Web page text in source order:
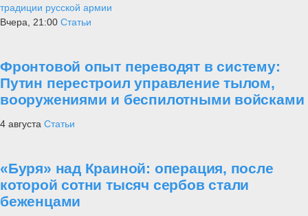
традиции русской армии
Вчера, 21:00 Статьи
Фронтовой опыт переводят в систему:
Путин перестроил управление тылом,
вооружениями и беспилотными войсками
4 августа Статьи
«Буря» над Краиной: операция, после
которой сотни тысяч сербов стали
беженцами